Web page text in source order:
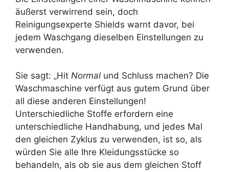
äußerst verwirrend sein, doch
Reinigungsexperte Shields warnt davor, bei
jedem Waschgang dieselben Einstellungen zu
verwenden.
Sie sagt: „Hit Normal und Schluss machen? Die
Waschmaschine verfügt aus gutem Grund über
all diese anderen Einstellungen!
Unterschiedliche Stoffe erfordern eine
unterschiedliche Handhabung, und jedes Mal
den gleichen Zyklus zu verwenden, ist so, als
würden Sie alle Ihre Kleidungsstücke so
behandeln, als ob sie aus dem gleichen Stoff